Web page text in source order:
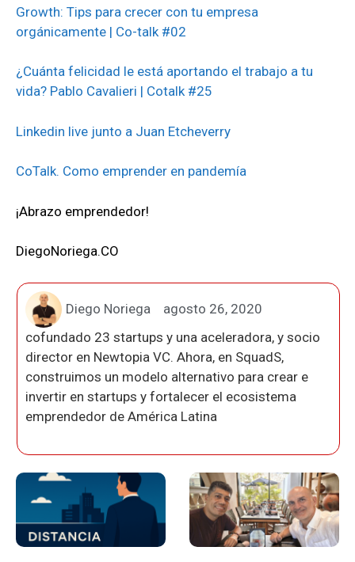
Growth: Tips para crecer con tu empresa
orgánicamente | Co-talk #02
¿Cuánta felicidad le está aportando el trabajo a tu
vida? Pablo Cavalieri | Cotalk #25
Linkedin live junto a Juan Etcheverry
CoTalk. Como emprender en pandemía
¡Abrazo emprendedor!
DiegoNoriega.CO
Diego Noriega
agosto 26, 2020
cofundado 23 startups y una aceleradora, y socio
director en Newtopia VC. Ahora, en SquadS,
construimos un modelo alternativo para crear e
invertir en startups y fortalecer el ecosistema
emprendedor de América Latina